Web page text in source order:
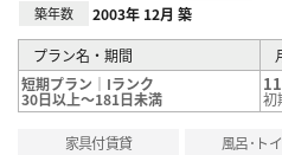
築年数 2003年 12月 築
プラン名・期間
短期プラン｜Iランク
30日以上～181日未満 初
家具付賃貸 風呂･ト